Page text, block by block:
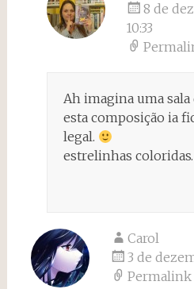
8 de
10:33
Ah imagina uma
esta composição ia
legal.
estrelinhas
Carol
3 de
Permalink